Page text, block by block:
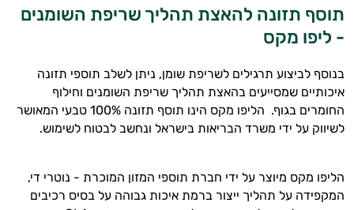
תוסף תזונה להאצת תהליך שריפת השומנים
- ליפו מקס
בנוסף לביצוע תרגילים לשריפת שומן, ניתן לשלב תוספי תזונה
איכותיים שמסייעים בהאצת תהליך שריפת השומנים וחילוף
החומרים בגוף. הליפו מקס הינו תוסף תזונה 100% טבעי המאושר
לשיווק על ידי משרד הבריאות בישראל ונחשב לבטוח לשימוש.
הליפו מקס מיוצר על ידי חברת תוספי המזון המוכרת - נוטרי די,
המקפידה על תהליך ייצור ברמת איכות גבוהה על בסיס רכיבים